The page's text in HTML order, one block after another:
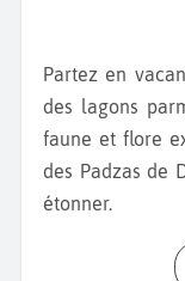
Partez en vacances à Dzaoudzi à Mayotte. Profitez
des lagons
faune et flore
des Padzas de
étonner.